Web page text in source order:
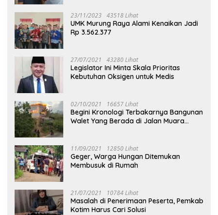
23/11/2023 43518 Lihat
UMK Murung Raya Alami Kenaikan Jadi
Rp 3.562.377
27/07/2021 43280 Lihat
Legislator Ini Minta Skala Prioritas
Kebutuhan Oksigen untuk Medis
02/10/2021 16657 Lihat
Begini Kronologi Terbakarnya Bangunan
Walet Yang Berada di Jalan Muara
11/09/2021 12850 Lihat
Geger, Warga Hungan Ditemukan
Membusuk di Rumah
21/07/2021 10784 Lihat
Masalah di Penerimaan Peserta, Pemkab
Kotim Harus Cari Solusi